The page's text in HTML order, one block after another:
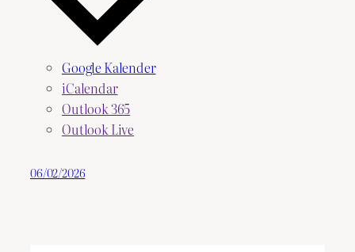
Google Kalender
iCalendar
Outlook 365
Outlook Live
06/02/2026